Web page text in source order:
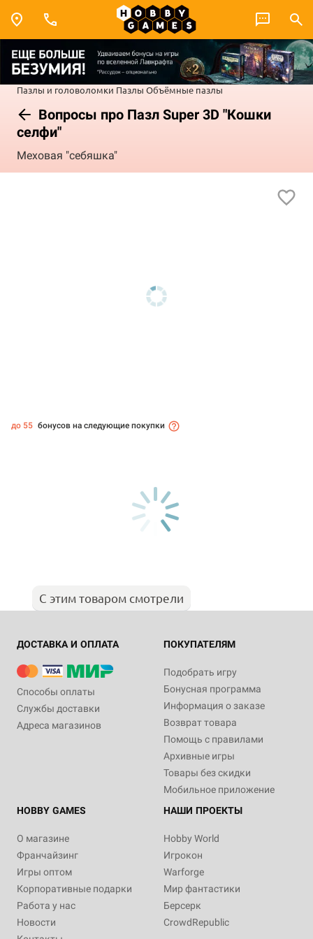
Пазлы и головоломки Пазлы Объёмные пазлы
Вопросы про Пазл Super 3D "Кошки
селфи"
Меховая "себяшка"
до 55 бонусов на следующие покупки
С этим товаром смотрели
ДОСТАВКА И ОПЛАТА
Способы оплаты
Службы доставки
Адреса магазинов
ПОКУПАТЕЛЯМ
Подобрать игру
Бонусная программа
Информация о заказе
Возврат товара
Помощь с правилами
Архивные игры
Товары без скидки
Мобильное приложение
HOBBY GAMES
О магазине
Франчайзинг
Игры оптом
Корпоративные подарки
Работа у нас
Новости
НАШИ ПРОЕКТЫ
Hobby World
Игрокон
Warforge
Мир фантастики
Берсерк
CrowdRepublic